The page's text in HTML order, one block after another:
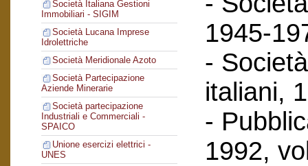
Società Italiana Gestioni
Immobiliari - SIGIM
Società Lucana Imprese
Idrolettriche
Società Meridionale Azoto
Società Partecipazione
Aziende Minerarie
Società partecipazione
Industriali e Commerciali -
SPAICO
Unione esercizi elettrici -
UNES
1945-
-
italiani,
-
1992,